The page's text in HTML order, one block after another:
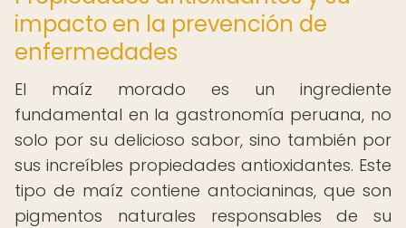
impacto en la prevención de
enfermedades
El maíz morado es un ingrediente
fundamental en la gastronomía peruana, no
solo por su delicioso sabor, sino también por
sus increíbles propiedades antioxidantes. Este
tipo de maíz contiene antocianinas, que son
pigmentos naturales responsables de su